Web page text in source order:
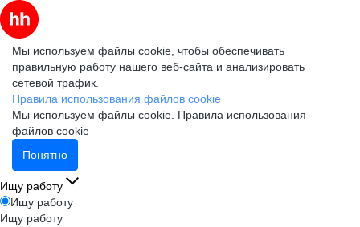
Мы используем файлы cookie, чтобы обеспечивать
правильную работу нашего веб-сайта и анализировать
сетевой трафик.
Правила использования файлов cookie
Мы используем файлы cookie. Правила использования
файлов cookie
Понятно
Ищу работу
Ищу работу
Ищу работу